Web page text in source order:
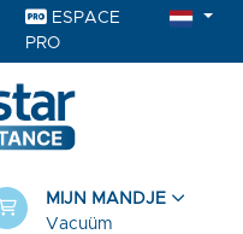
ESPACE
PRO
MIJN MANDJE
Vacuüm